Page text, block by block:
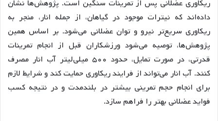
ریکاوری عضلانی پس از تمرینات سنگین است. پژوهش‌ها نشان
داده‌اند که نیترات موجود در گیاهان، از جمله انار، منجر به
ریکاوری سریع‌تر نیرو و توان عضلانی می‌شود. بر اساس همین
پژوهش‌ها، توصیه می‌شود ورزشکاران قبل از انجام تمرینات
قدرتی، در صورت تمایل، حدود ۵۰۰ میلی‌لیتر آب انار مصرف
کنند. آب انار می‌تواند از فرایند ریکاوری حمایت کند و شرایط لازم
برای انجام حجم تمرینی بیشتر در بلندمدت و در نتیجه کسب
فواید عضلانی بهتر را فراهم سازد.